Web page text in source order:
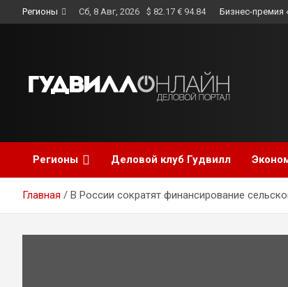
to
Регионы Сб, 8 Авг, 2026 $ 82.17 € 94.84 Бизнес-премия
Регионы Деловой клуб Гудвилл
Главная В России сократят финансирование